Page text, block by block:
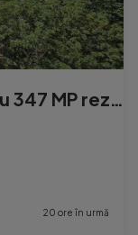
Buftea Str Vasile Voiculescu 347 MP rezidential
20 ore în urmă